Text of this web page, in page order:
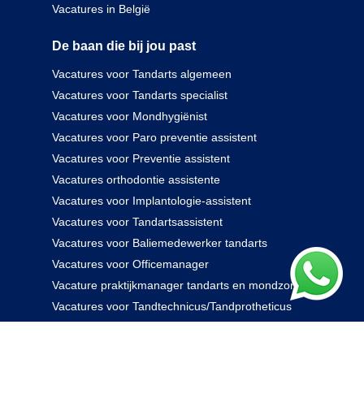
Vacatures in België
De baan die bij jou past
Vacatures voor Tandarts algemeen
Vacatures voor Tandarts specialist
Vacatures voor Mondhygiënist
Vacatures voor Paro preventie assistent
Vacatures voor Preventie assistent
Vacatures orthodontie assistente
Vacatures voor Implantologie-assistent
Vacatures voor Tandartsassistent
Vacatures voor Baliemedewerker tandarts
Vacatures voor Officemanager
Vacature praktijkmanager tandarts en mondzorg
Vacatures voor Tandtechnicus/Tandprotheticus